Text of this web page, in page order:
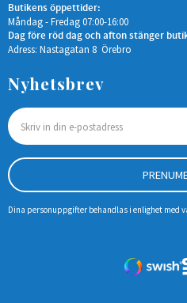
Butikens öppettider:
Måndag - Fredag 07:00-16:00
Dag före röd dag och afton stänger
Adress: Nastagatan 8 Örebro
Nyhetsbrev
Dina personuppgifter behandlas i enlighet med